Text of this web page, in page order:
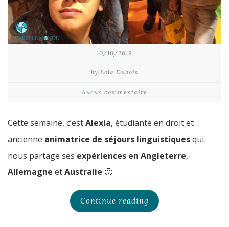
10/10/2018
by Lola Dubois
Aucun commentaire
Cette semaine, c’estAlexia, étudiante en droit et
ancienne animatrice de séjours linguistiquesqui
nous partage ses expériences en Angleterre,
Allemagne etAustralie 🙂
Continue reading